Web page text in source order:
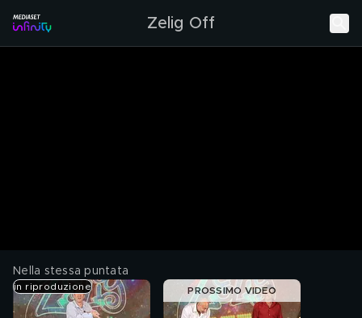
Zelig Off
Nella stessa puntata
in riproduzione PROSSIMO VIDEO